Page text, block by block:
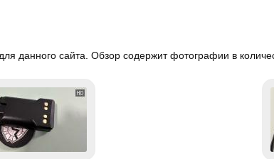
данного сайта. Обзор содержит фотографии в